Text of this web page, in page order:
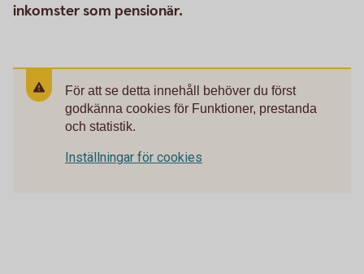
inkomster som pensionär.
För att se detta innehåll behöver du först
godkänna cookies för Funktioner, prestanda
och statistik.
Inställningar för cookies